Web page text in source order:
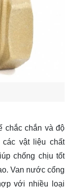
chắc chắn và độ
vật liệu chất
chống chịu tốt
Van nước cổng
với nhiều loại